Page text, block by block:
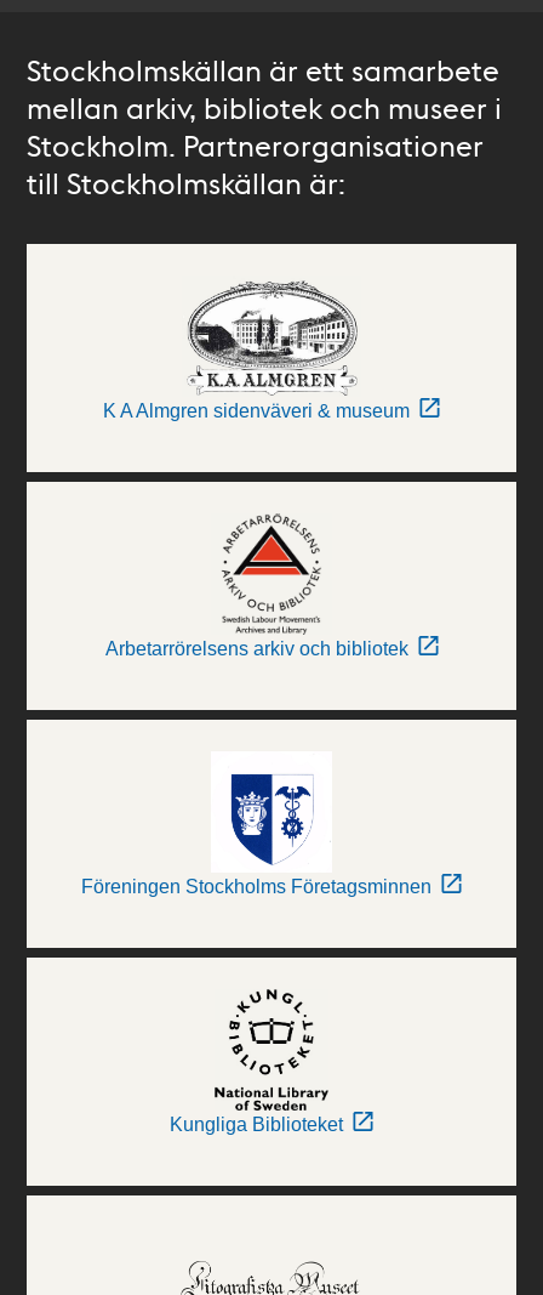
Stockholmskällan är ett samarbete
mellan arkiv, bibliotek och museer i
Stockholm. Partnerorganisationer
till Stockholmskällan är:
K A Almgren sidenväveri & museum
Arbetarrörelsens arkiv och bibliotek
Föreningen Stockholms Företagsminnen
Kungliga Biblioteket